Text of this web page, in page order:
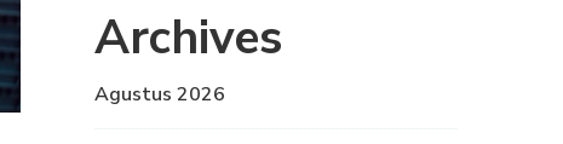
Archives
Agustus 2026